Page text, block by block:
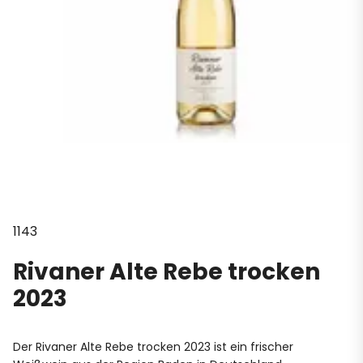
1143
Rivaner Alte Rebe trocken
2023
Der Rivaner Alte Rebe trocken 2023 ist ein frischer